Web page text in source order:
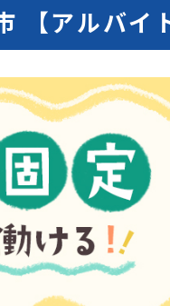
【アルバイ